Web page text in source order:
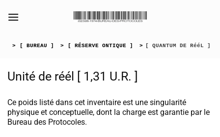
> [ BUREAU ] > [ RÉSERVE ONTIQUE ] > [ QUANTUM DE RééL ]
[collection_vibrance_galerie]
Unité de réél [ 1,31 U.R. ]
Ce poids listé dans cet inventaire est une singularité
physique et conceptuelle, dont la charge est garantie par le
Bureau des Protocoles.